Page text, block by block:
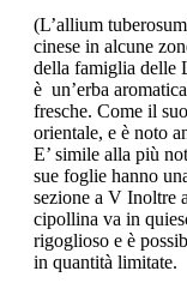
(L’allium
cinese in alcune
della famiglia delle
è un’erba
fresche. Come il
orientale, e è noto
E’ simile alla più
sue foglie hanno
sezione a V Inoltre
cipollina va in
rigoglioso e è
in quantità limitate.